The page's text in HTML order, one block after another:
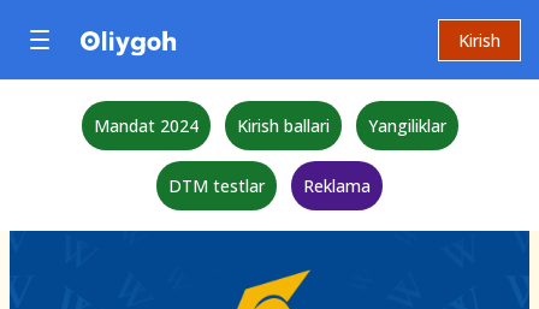
Kirish
Mandat 2024 Kirish ballari Yangiliklar
DTM testlar Reklama